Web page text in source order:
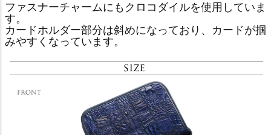
ファスナーチャームにもクロコダイルを使用していま
す。
カードホルダー部分は斜めになっており、カードが掴
みやすくなっています。